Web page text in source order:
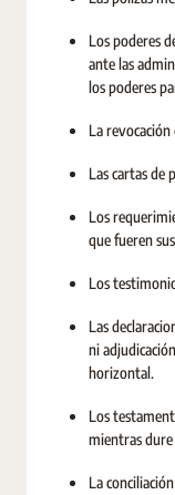
Los poderes
ante las
los poderes
La
Las cartas de
Los
que fueren
Los
Las
ni
horizontal.
Los
mientras
La